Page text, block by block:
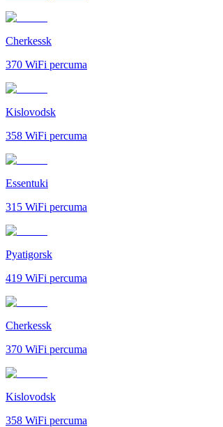
Cherkessk
370 WiFi percuma
Kislovodsk
358 WiFi percuma
Essentuki
315 WiFi percuma
Pyatigorsk
419 WiFi percuma
Cherkessk
370 WiFi percuma
Kislovodsk
358 WiFi percuma